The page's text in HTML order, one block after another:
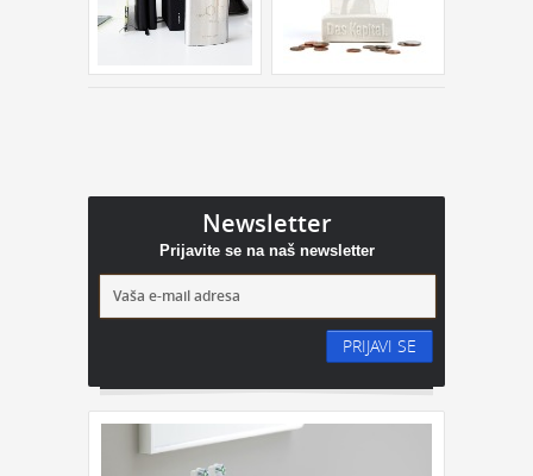
Newsletter
Prijavite se na naš newsletter
PRIJAVI SE